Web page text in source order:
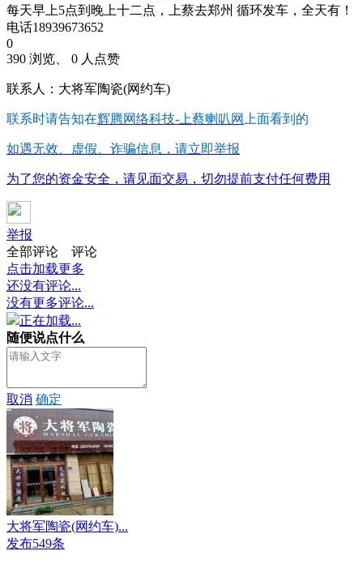
每天早上5点到晚上十二点，上蔡去郑州 循环发车，全天有！
电话18939673652
0
390 浏览、 0 人点赞
联系人：大将军陶瓷(网约车)
联系时请告知在辉腾网络科技-上蔡喇叭网 上面看到的
如遇无效、虚假、诈骗信息，请立即举报
为了您的资金安全，请见面交易，切勿提前支付任何费用
举报
全部评论
评论
点击加载更多
还没有评论...
没有更多评论...
正在加载...
随便说点什么
取消 确定
大将军陶瓷(网约车)...
发布549条